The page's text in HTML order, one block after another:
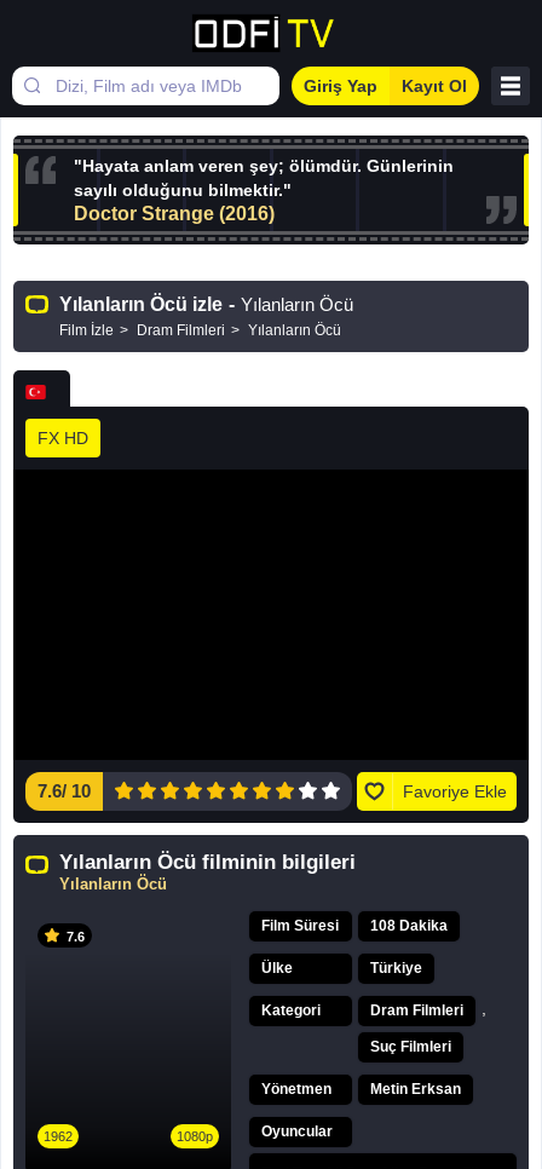
Giriş Yap Kayıt Ol
"Hayata anlam veren şey; ölümdür. Günlerinin
sayılı olduğunu bilmektir."
Doctor Strange (2016)
Yılanların Öcü izle - Yılanların Öcü
Film İzle Dram Filmleri Yılanların Öcü
FX HD
7.6/ 10 Favoriye Ekle
Yılanların Öcü filminin bilgileri
Yılanların Öcü
7.6
1962 1080p
Film Süresi 108 Dakika
Ülke Türkiye
Kategori Dram Filmleri
Suç Filmleri
Yönetmen Metin Erksan
Oyuncular